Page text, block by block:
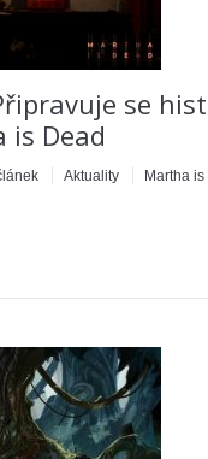
se
Dead
Aktuality
Martha is